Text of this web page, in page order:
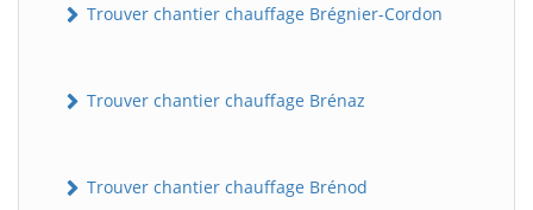
Trouver chantier chauffage Brégnier-Cordon
Trouver chantier chauffage Brénaz
Trouver chantier chauffage Brénod